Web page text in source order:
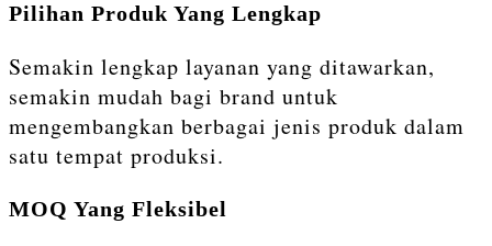
Pilihan Produk Yang Lengkap
Semakin lengkap layanan yang ditawarkan,
semakin mudah bagi brand untuk
mengembangkan berbagai jenis produk dalam
satu tempat produksi.
MOQ Yang Fleksibel